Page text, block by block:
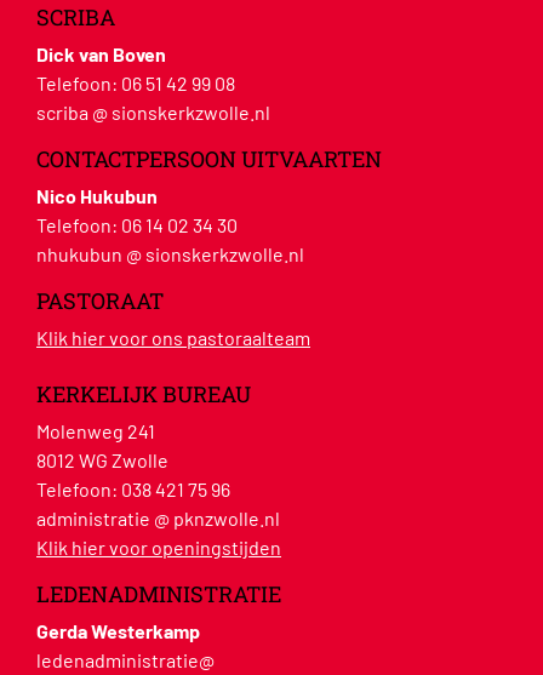
SCRIBA
Dick van Boven
Telefoon: 06 51 42 99 08
scriba @ sionskerkzwolle.nl
CONTACTPERSOON UITVAARTEN
Nico Hukubun
Telefoon: 06 14 02 34 30
nhukubun @ sionskerkzwolle.nl
PASTORAAT
Klik hier voor ons pastoraalteam
KERKELIJK BUREAU
Molenweg 241
8012 WG Zwolle
Telefoon: 038 421 75 96
administratie @ pknzwolle.nl
Klik hier voor openingstijden
LEDENADMINISTRATIE
Gerda Westerkamp
ledenadministratie@